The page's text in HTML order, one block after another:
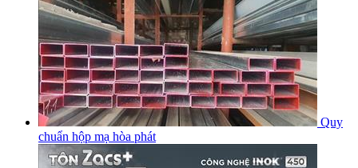
Quy
chuẩn hộp mạ hòa phát